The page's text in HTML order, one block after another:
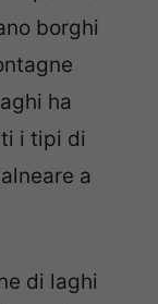
borghi
ha
i tipi di
a
di laghi